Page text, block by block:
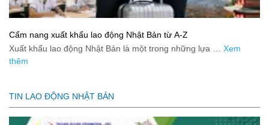
Cẩm nang xuất khẩu lao động Nhật Bản từ A-Z
Xuất khẩu lao động Nhật Bản là một trong những lựa … Xem
thêm
TIN LAO ĐỘNG NHẬT BẢN